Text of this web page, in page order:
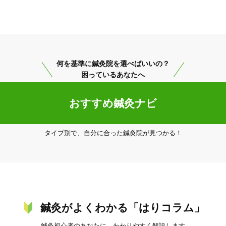
肝属郡東串良町 変更する
何を基準に鍼灸院を選べばいいの？
困っているあなたへ
おすすめ鍼灸ナビ
タイプ別で、自分に合った鍼灸院が見つかる！
鍼灸がよくわかる「はりコラム」